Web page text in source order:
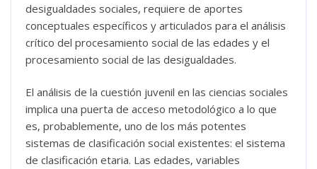
desigualdades sociales, requiere de aportes
conceptuales específicos y articulados para el análisis
crítico del procesamiento social de las edades y el
procesamiento social de las desigualdades.
El análisis de la cuestión juvenil en las ciencias sociales
implica una puerta de acceso metodológico a lo que
es, probablemente, uno de los más potentes
sistemas de clasificación social existentes: el sistema
de clasificación etaria. Las edades, variables